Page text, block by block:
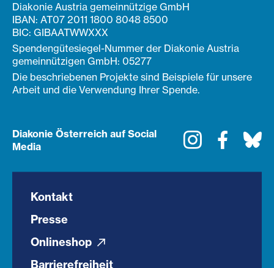
Diakonie Austria gemeinnützige GmbH
IBAN: AT07 2011 1800 8048 8500
BIC: GIBAATWWXXX
Spendengütesiegel-Nummer der Diakonie Austria
gemeinnützigen GmbH: 05277
Die beschriebenen Projekte sind Beispiele für unsere
Arbeit und die Verwendung Ihrer Spende.
Diakonie Österreich auf Social
Media
Instagram
Kontakt
Presse
Onlineshop
Barrierefreiheit